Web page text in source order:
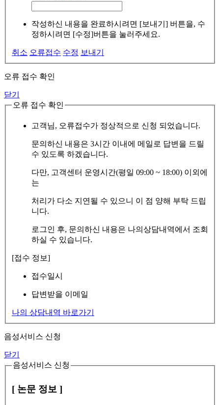
작성하신 내용을 완료하시려면 [보내기] 버튼을, 수
정하시려면 [수정]버튼을 눌러주세요.
취소 오류접수 수정 보내기
오류 접수 확인
닫기
오류 접수 확인
고객님, 오류접수가 정상적으로 신청 되었습니다.
문의하신 내용은 3시간 이내에 메일로 답변을 드릴
수 있도록 하겠습니다.
다만, 고객센터 운영시간(평일 09:00 ~ 18:00) 이외에
는
처리가 다소 지연될 수 있으니 이 점 양해 부탁 드립
니다.
로그인 후, 문의하신 내용은 나의상담내역에서 조회
하실 수 있습니다.
[접수 정보]
접수일시
답변받을 이메일
나의 상담내역 바로가기
음성서비스 신청
닫기
음성서비스 신청
[ 논문 정보 ]